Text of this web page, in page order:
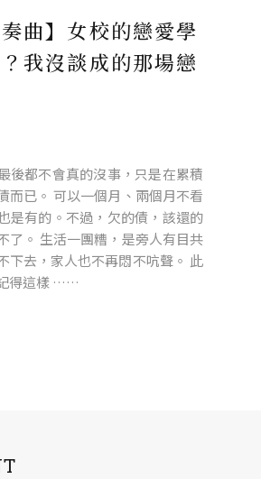
奏曲】女校的戀愛學
我沒談成的那場戀
後都不會真的沒事，只是在累積
而已。 可以一個月、兩個月不看
是有的。不過，欠的債，該還的
了。 生活一團糟，是旁人有目共
下去，家人也不再悶不吭聲。 此
得這樣 ……